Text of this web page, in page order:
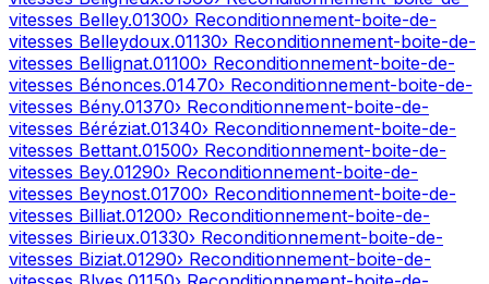
vitesses Belley.01300› Reconditionnement-boite-de-
vitesses Belleydoux.01130› Reconditionnement-boite-de-
vitesses Bellignat.01100› Reconditionnement-boite-de-
vitesses Bénonces.01470› Reconditionnement-boite-de-
vitesses Bény.01370› Reconditionnement-boite-de-
vitesses Béréziat.01340› Reconditionnement-boite-de-
vitesses Bettant.01500› Reconditionnement-boite-de-
vitesses Bey.01290› Reconditionnement-boite-de-
vitesses Beynost.01700› Reconditionnement-boite-de-
vitesses Billiat.01200› Reconditionnement-boite-de-
vitesses Birieux.01330› Reconditionnement-boite-de-
vitesses Biziat.01290› Reconditionnement-boite-de-